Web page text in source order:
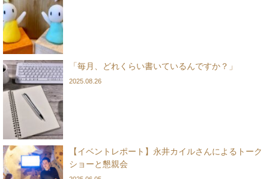
「毎月、どれくらい書いているんですか？」
2025.08.26
【イベントレポート】永井カイルさんによるトーク
ショーと懇親会